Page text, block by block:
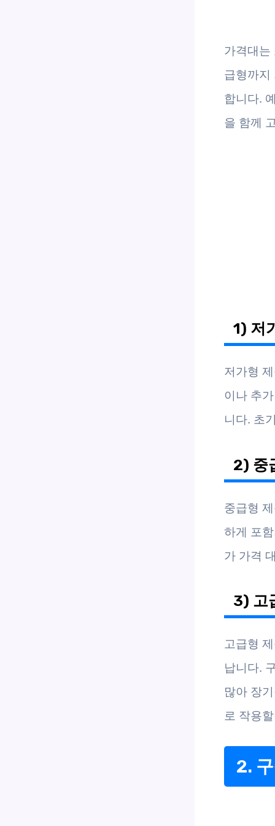
가격대는
급형까지
합니다.
을 함께
1) 저
저가형
이나 추
니다. 초
2) 중
중급형
하게 포
가 가격
3) 고
고급형
납니다.
많아 장
로 작용
2.